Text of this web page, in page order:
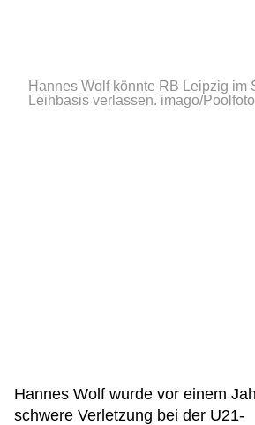
Hannes Wolf könnte RB Leipzig im
Leihbasis verlassen. imago/Poolfoto
Hannes Wolf wurde vor einem
schwere Verletzung bei der U21-